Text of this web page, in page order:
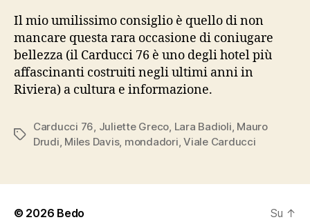
Il mio umilissimo consiglio è quello di non
mancare questa rara occasione di coniugare
bellezza (il Carducci 76 è uno degli hotel più
affascinanti costruiti negli ultimi anni in
Riviera) a cultura e informazione.
Tag
Carducci 76 Juliette Greco Lara Badioli Mauro
Drudi Miles Davis, mondadori ,Viale Carducci
© 2026 Bedo Su ↑